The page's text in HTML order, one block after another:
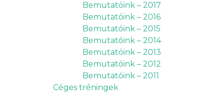
Bemutatóink – 2017
Bemutatóink – 2016
Bemutatóink – 2015
Bemutatóink – 2014
Bemutatóink – 2013
Bemutatóink – 2012
Bemutatóink – 2011
Céges tréningek